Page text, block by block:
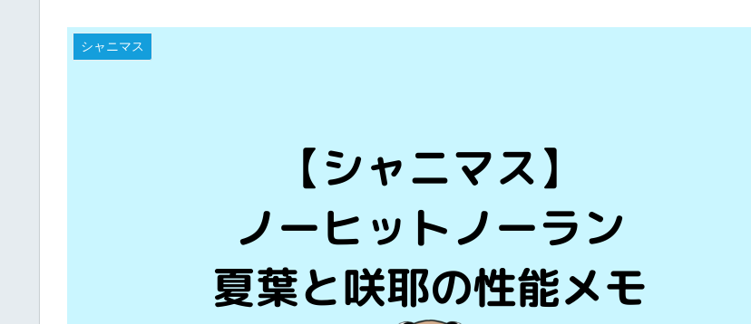
シャニマス